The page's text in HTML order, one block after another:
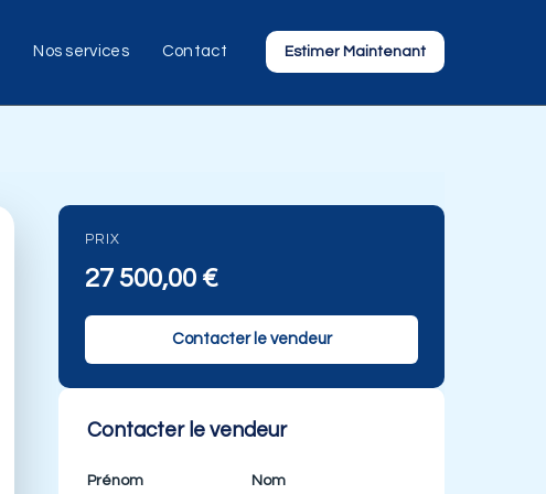
Nos services Contact Estimer Maintenant
PRIX
27 500,00 €
Contacter le vendeur
Contacter le vendeur
Prénom Nom